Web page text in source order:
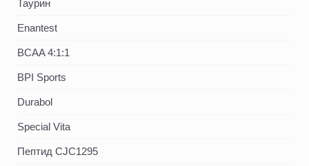
Таурин
Enantest
BCAA 4:1:1
BPI Sports
Durabol
Special Vita
Пептид CJC1295